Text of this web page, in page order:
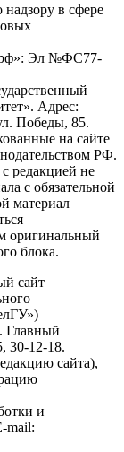
в сфере
Эл №ФС77-
Адрес:
Победы, 85.
на сайте
РФ.
редакцией не
с обязательной
материал
оригинальный
блока.
сайт
Главный
30-12-18.
сайта),
и
mail: